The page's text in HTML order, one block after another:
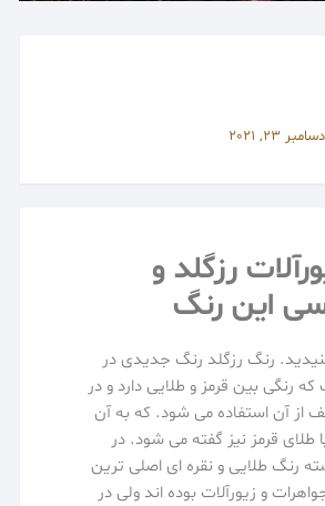
دسامبر 23, 2021
رزگلد و
این رنگ
رنگ رزگلد رنگ جدیدی در
رنگی بین قرمز و طلایی دارد و در
از آن استفاده می شود. که به آن
طلای قرمز نیز گفته می شود. در
رنگ طلایی و نقره ای اصلی ترین
و زیورآلات بوده اند ولی در